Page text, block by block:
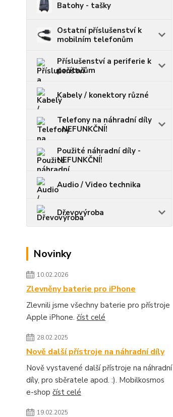
Batohy - tašky
Ostatní příslušenství k
mobilním telefonům
Příslušenství a periferie k
počítačům
Kabely / konektory různé
Telefony na náhradní díly
- NEFUNKČNÍ!
Použité náhradní díly -
NEFUNKČNÍ!
Audio / Video technika
Dřevovýroba
Novinky
10.02.2026
Zlevněny baterie pro iPhone
Zlevnili jsme všechny baterie pro přístroje
Apple iPhone. číst celé
28.02.2025
Nově další přístroje na náhradní díly
Nově vystavené další přístroje na náhradní
díly, pro sběratele apod. :). Mobilkosmos
e-shop číst celé
19.02.2025